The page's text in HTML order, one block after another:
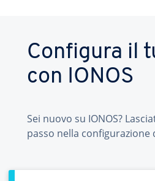
Configura il
con IONOS
Sei nuovo su IONOS?
passo nella